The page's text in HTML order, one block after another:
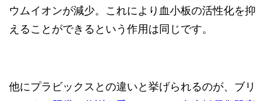
ウムイオンが減少。これにより血小板の活性化を抑
えることができるという作用は同じです。
他にプラビックスとの違いと挙げられるのが、ブリ